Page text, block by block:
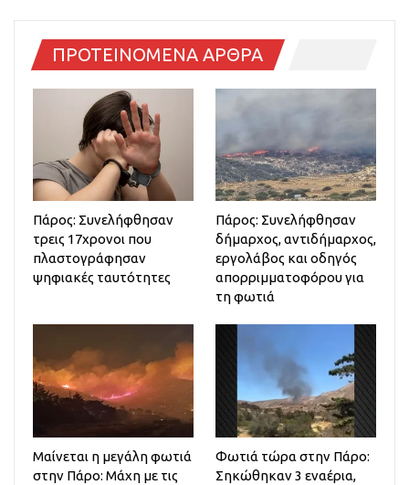
ΠΡΟΤΕΙΝΟΜΕΝΑ ΑΡΘΡΑ
Πάρος: Συνελήφθησαν
τρεις 17χρονοι που
πλαστογράφησαν
ψηφιακές ταυτότητες
Πάρος: Συνελήφθησαν
δήμαρχος, αντιδήμαρχος,
εργολάβος και οδηγός
απορριμματοφόρου για
τη φωτιά
Μαίνεται η μεγάλη φωτιά
στην Πάρο: Μάχη με τις
Φωτιά τώρα στην Πάρο:
Σηκώθηκαν 3 εναέρια,